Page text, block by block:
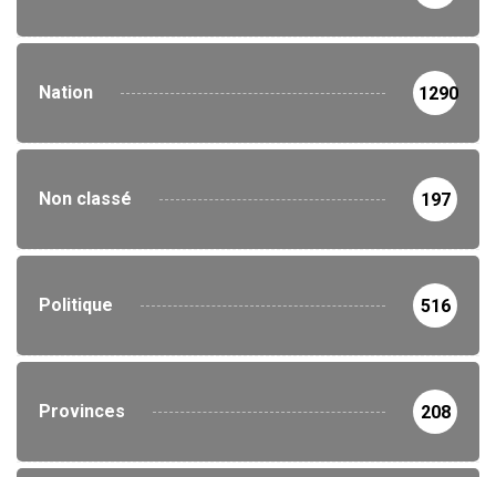
Nation 1290
Non classé 197
Politique 516
Provinces 208